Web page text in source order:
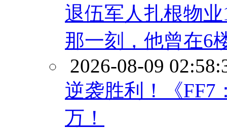
退伍军人扎根物
那一刻，他曾在6
2026-08-09
逆袭胜利！《FF7
万！